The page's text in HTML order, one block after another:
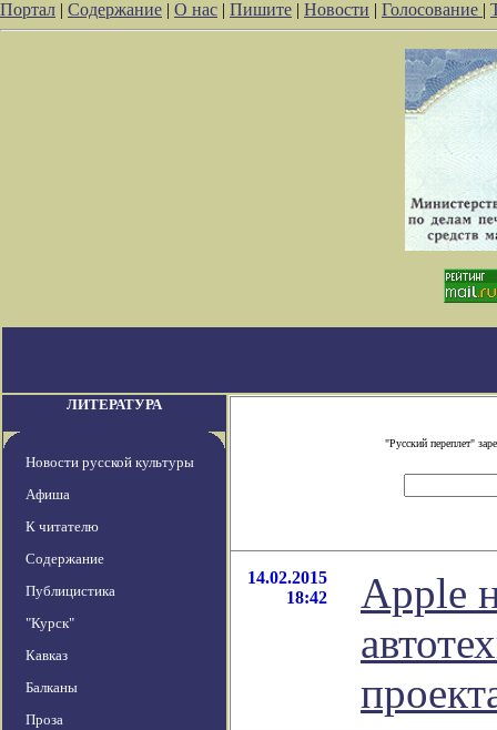
Портал | Содержание | О нас | Пишите | Новости | Голосование |
ЛИТЕРАТУРА
Новости русской культуры
Афиша
К читателю
Содержание
Публицистика
"Курск"
Кавказ
Балканы
Проза
"Русский переплет"
14.02.2015
18:42
Apple